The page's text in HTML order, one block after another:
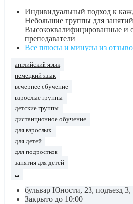
Индивидуальный подход к
Небольшие группы для
Высококвалифицированные и
преподаватели
Все плюсы и минусы из
английский язык
немецкий язык
вечернее обучение
взрослые группы
детские группы
дистанционное обучение
для взрослых
для детей
для подростков
занятия для детей
...
бульвар Юности, 23, подъезд 3,
Закрыто до 10:00